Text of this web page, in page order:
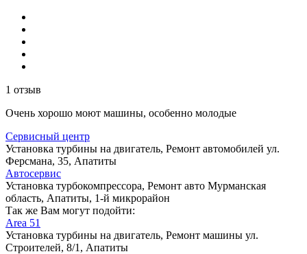
1 отзыв
Очень хорошо моют машины, особенно молодые
Сервисный центр
Установка турбины на двигатель, Ремонт автомобилей ул.
Ферсмана, 35, Апатиты
Автосервис
Установка турбокомпрессора, Ремонт авто Мурманская
область, Апатиты, 1-й микрорайон
Так же Вам могут подойти:
Area 51
Установка турбины на двигатель, Ремонт машины ул.
Строителей, 8/1, Апатиты